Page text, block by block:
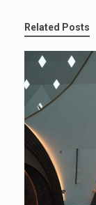
Related Posts